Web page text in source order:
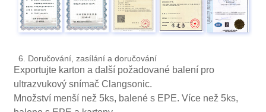
6. Doručování, zasílání a doručování
Exportujte karton a další požadované balení pro
ultrazvukový snímač Clangsonic.
Množství menší než 5ks, balené s EPE. Více než 5ks,